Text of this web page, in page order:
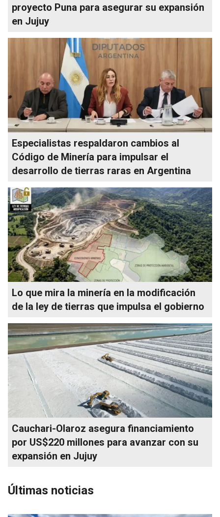
proyecto Puna para asegurar su expansión
en Jujuy
Especialistas respaldaron cambios al
Código de Minería para impulsar el
desarrollo de tierras raras en Argentina
Lo que mira la minería en la modificación
de la ley de tierras que impulsa el gobierno
Cauchari-Olaroz asegura financiamiento
por US$220 millones para avanzar con su
expansión en Jujuy
Últimas noticias